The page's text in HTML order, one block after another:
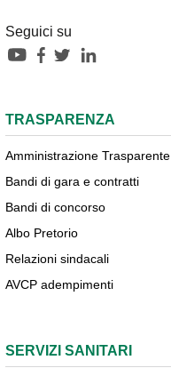
Seguici su
TRASPARENZA
Amministrazione Trasparente
Bandi di gara e contratti
Bandi di concorso
Albo Pretorio
Relazioni sindacali
AVCP adempimenti
SERVIZI SANITARI